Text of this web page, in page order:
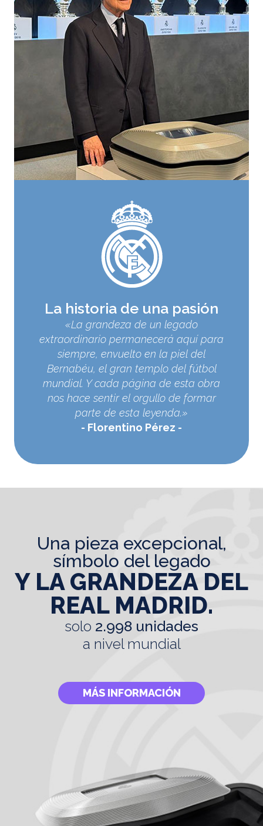
La historia de una pasión
«La grandeza de un legado
extraordinario permanecerá aquí para
siempre, envuelto en la piel del
Bernabéu, el gran templo del fútbol
mundial. Y cada página de esta obra
nos hace sentir el orgullo de formar
parte de esta leyenda.»
Florentino Pérez
una pieza excepcional,
símbolo del legado
Y LA GRANDEZA DEL
REAL MADRID.
solo 2.998 unidades
a nivel mundial
MÁS INFORMACIÓN